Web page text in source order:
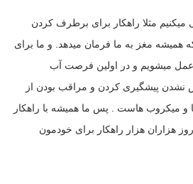
میکنیم مثلا راهکار برای برطرف کردن
مغز به ما فرمان میدهد. و ما برای
میشویم و در اولین فرصت آب
نشدن پیشگیری کردن و مراقب بودن از
و میکروب هاست . پس ما همیشه با راهکار
هزاران هزار راهکار برای خودمون